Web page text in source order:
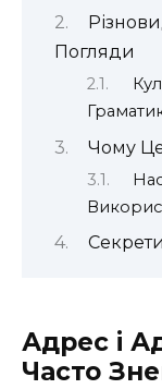
Погляди
Чому
Адрес і
Часто